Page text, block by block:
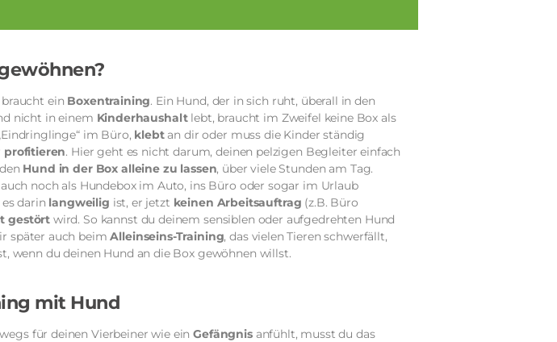
ein Boxentraining. Ein Hund, der in sich ruht, überall in den
nicht in einem Kinderhaushalt lebt, braucht im Zweifel keine Box als
im Büro, klebt an dir oder muss die Kinder ständig
profitieren. Hier geht es nicht darum, deinen pelzigen Begleiter einfach
Hund in der Box alleine zu lassen, über viele Stunden am Tag.
noch als Hundebox im Auto, ins Büro oder sogar im Urlaub
darin langweilig ist, er jetzt keinen Arbeitsauftrag (z.B. Büro
gestört wird. So kannst du deinem sensiblen oder aufgedrehten Hund
später auch beimAlleinseins-Training, das vielen Tieren schwerfällt,
wenn du deinen Hund an die Box gewöhnen willst.
mit Hund
für deinen Vierbeiner wie einGefängnis anfühlt, musst du das